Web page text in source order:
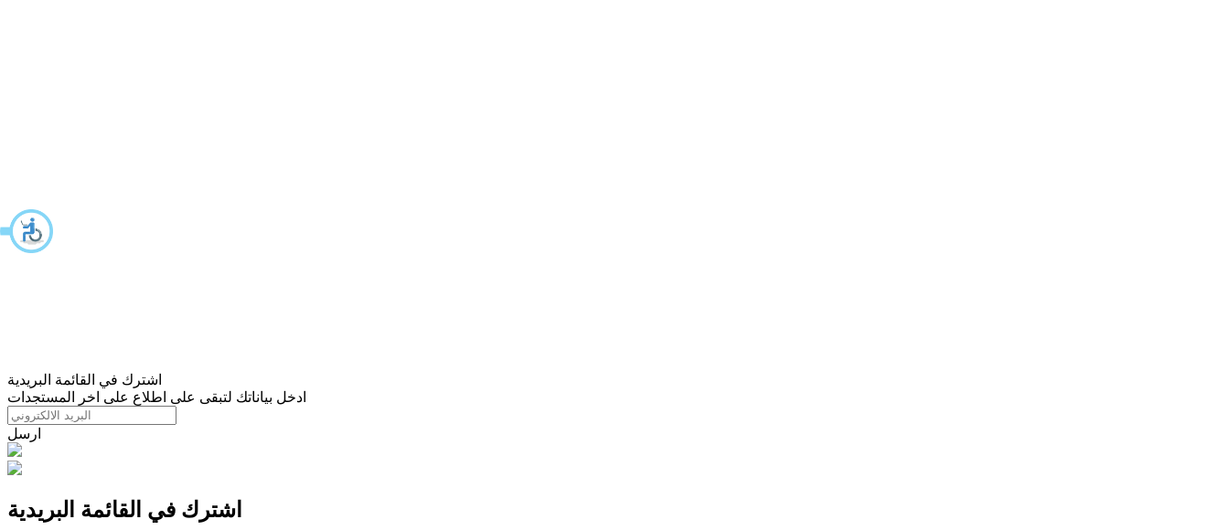
اشترك في القائمة البريدية
ادخل بياناتك لتبقى على اطلاع على اخر المستجدات
ارسل
اشترك في القائمة البريدية